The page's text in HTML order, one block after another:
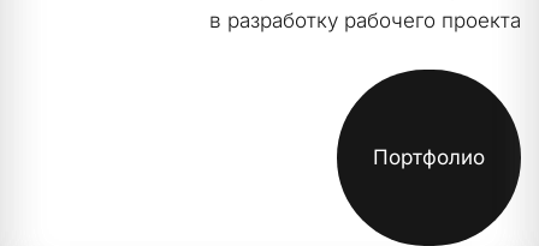
в разработку рабочего проекта
Портфолио